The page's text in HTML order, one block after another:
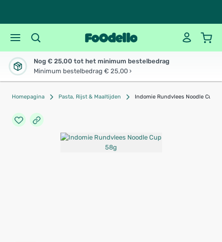
Nog € 25,00 tot het minimum bestelbedrag
Minimum bestelbedrag € 25,00 ›
Homepagina Pasta, Rijst & Maaltijden Indomie Rundvlees Noodle Cup